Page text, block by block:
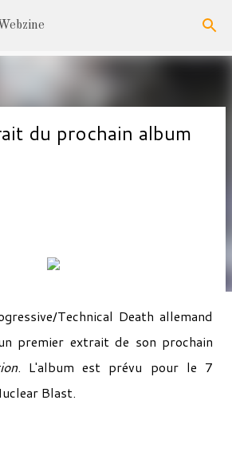
au contenu principal
du prochain album
Technical Death allemand
premier extrait de son prochain
. L'album est prévu pour le 7
Blast.